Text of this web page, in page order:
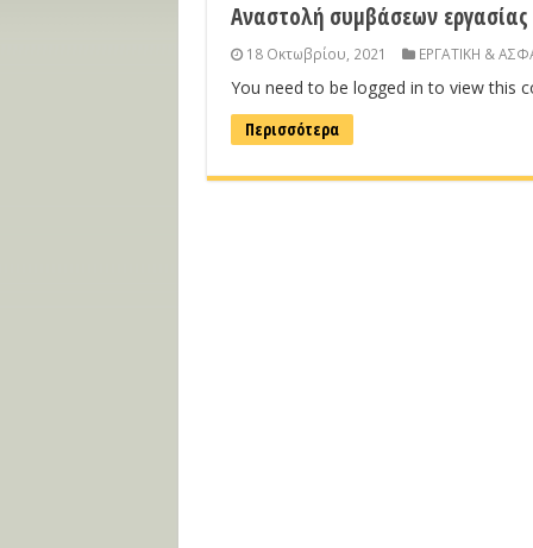
Αναστολή συμβάσεων
18 Οκτωβρίου, 2021 ΕΡΓΑΤΙΚΗ &
You need to be logged in to view this
Περισσότερα